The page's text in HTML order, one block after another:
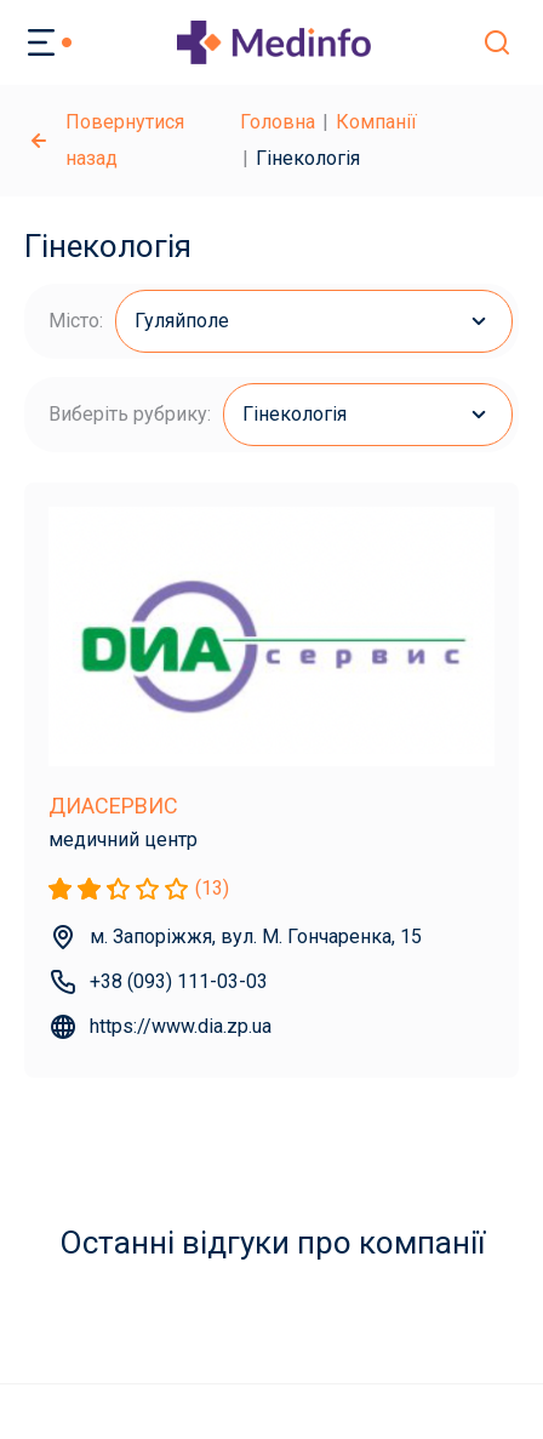
Повернутися
назад
Головна
Компанії
Гінекологія
Гінекологія
Місто: Гуляйполе
Виберіть рубрику: Гінекологія
ДИАСЕРВИС
медичний центр
(13)
м. Запоріжжя, вул. М. Гончаренка, 15
+38 (093) 111-03-03
https://www.dia.zp.ua
Останні відгуки про компанії